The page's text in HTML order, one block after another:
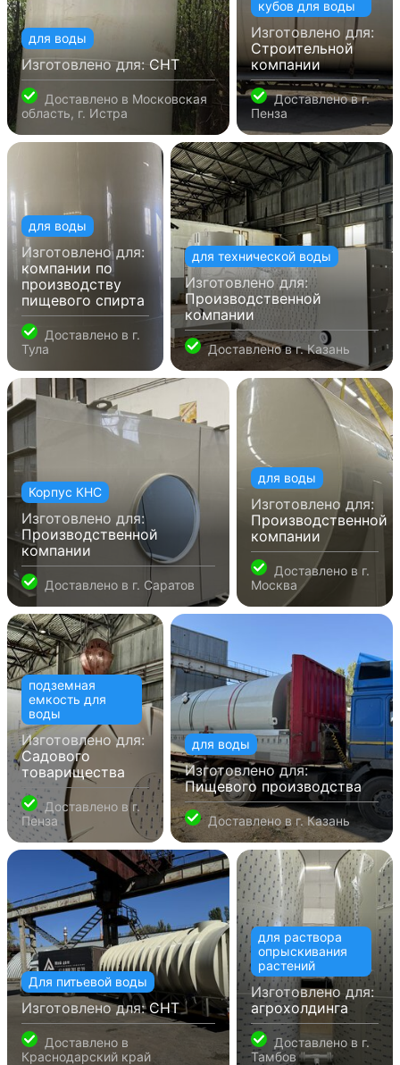
для воды
Изготовлено для:СНТ
Доставлено в Московская
область, г. Истра
кубов для воды
Изготовлено для:
Строительной
компании
Доставлено вг.
Пенза
для воды
Изготовлено для:
компании по
производству
пищевого спирта
Доставлено в г.
Тула
для технической воды
Изготовлено для:
Производственной
компании
Доставлено вг. Казань
Корпус КНС
Изготовлено для:
Производственной
компании
Доставлено в г. Саратов
для воды
Изготовлено для:
Производственной
компании
Доставлено в г.
Москва
подземная
емкость для
воды
Изготовлено для:
Садового
товарищества
Доставлено вг.
Пенза
для воды
Изготовлено для:
Пищевого производства
Доставлено вг. Казань
Для питьевой воды
Изготовлено для:СНТ
Доставлено в
Краснодарский край
для раствора
опрыскивания
растений
Изготовлено для:
агрохолдинга
Доставлено в г.
Тамбов